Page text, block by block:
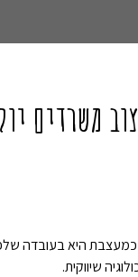
משרדים
כמעצבת היא בעובדה
שיווקית.